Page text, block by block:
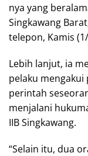
nya yang
Singkawang
telepon, Kamis
Lebih lanjut, ia
pelaku
perintah
menjalani
IIB Singkawang.
“Selain itu, dua